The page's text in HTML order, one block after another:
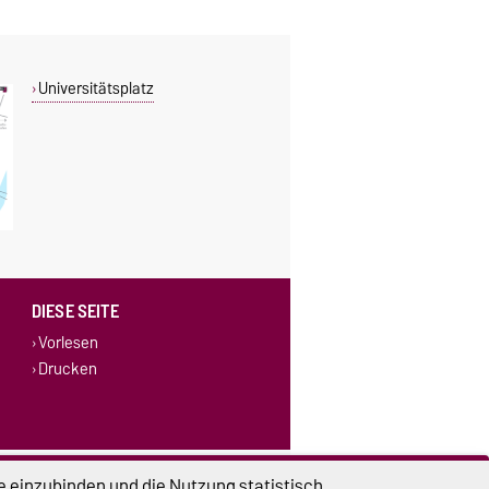
Universitätsplatz
DIESE SEITE
Vorlesen
Drucken